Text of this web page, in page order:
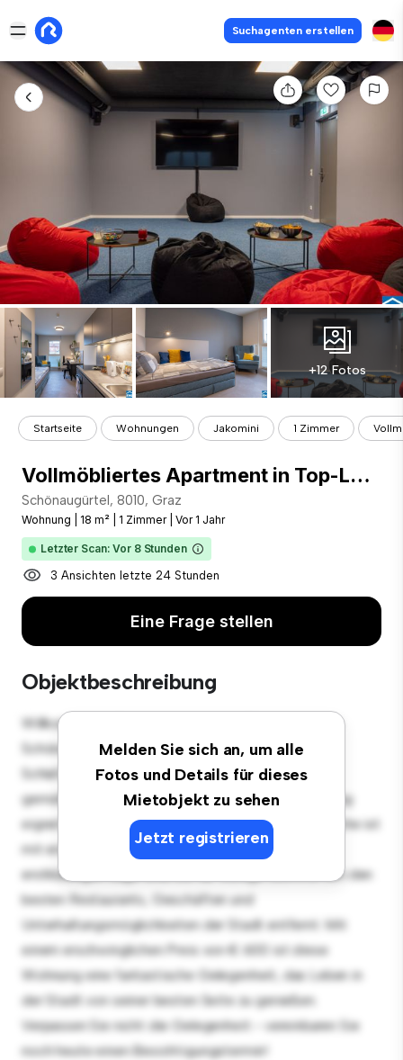
Suchagenten erstellen
+12 Fotos
Startseite Wohnungen Jakomini 1 Zimmer
Vollmöbliertes Apartment in Top-Lage – Willkommen bei Lumya in Graz
Schönaugürtel, 8010, Graz
Wohnung 18 m² 1 Zimmer Vor 1 Jahr
Letzter Scan: Vor 8 Stunden
3 Ansichten letzte 24 Stunden
Eine Frage stellen
Objektbeschreibung
Melden Sie sich an, um alle
Fotos und Details für dieses
Mietobjekt zu sehen
Jetzt registrieren
Willkommen in Ihrem neuen urbanen Rückzugsort in
Schönaugürtel, 8010, Graz! Diese moderne 1
Schlafzimmer-Wohnung bietet einen stilvollen und
gemütlichen Lebensraum. Die offene Raumaufteilung
eignet sich perfekt für Gäste, und die elegante Küche ist
mit erstklassigen Geräten ausgestattet. Dank der
erstklassigen Lage sind Sie nur wenige Schritte von den
besten Restaurants, Geschäften und
Unterhaltungsmöglichkeiten der Stadt entfernt. Mit
einem erschwinglichen Preis von € 600 ist diese
Wohnung eine fantastische Gelegenheit, das Leben in
der Stadt von seiner besten Seite zu genießen.
Verpassen Sie nicht die Gelegenheit - vereinbaren Sie
noch heute einen Besichtigungstermin!